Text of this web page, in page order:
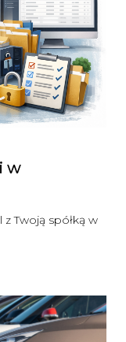
w
Twoją spółką w